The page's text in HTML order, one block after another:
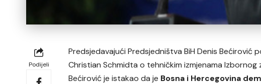
Podijeli
Predsjedavajući Predsjedništva BiH Denis Bećirović
Christian Schmidta o tehničkim izmjenama Izbornog
Bećirović je istakao da je Bosna i Hercegovina